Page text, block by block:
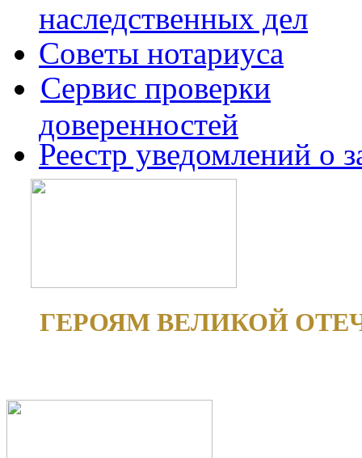
наследственных дел
Советы нотариуса
Сервис проверки
доверенностей
Реестр уведомлений о
ГЕРОЯМ ВЕЛИКОЙ